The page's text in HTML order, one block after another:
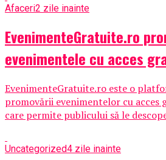
Afaceri2 zile inainte
EvenimenteGratuite.ro
evenimentele cu acces
EvenimenteGratuite.ro este o
promovării evenimentelor cu acces
care permite publicului să le
Uncategorized4 zile inainte